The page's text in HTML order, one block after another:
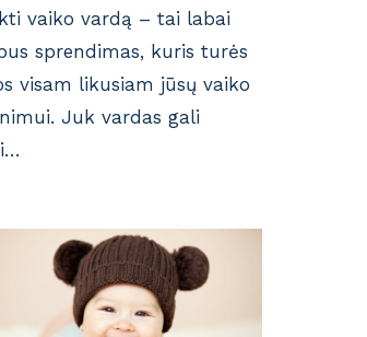
vaiko vardą – tai labai
sprendimas, kuris turės
visam likusiam jūsų vaiko
Juk vardas gali